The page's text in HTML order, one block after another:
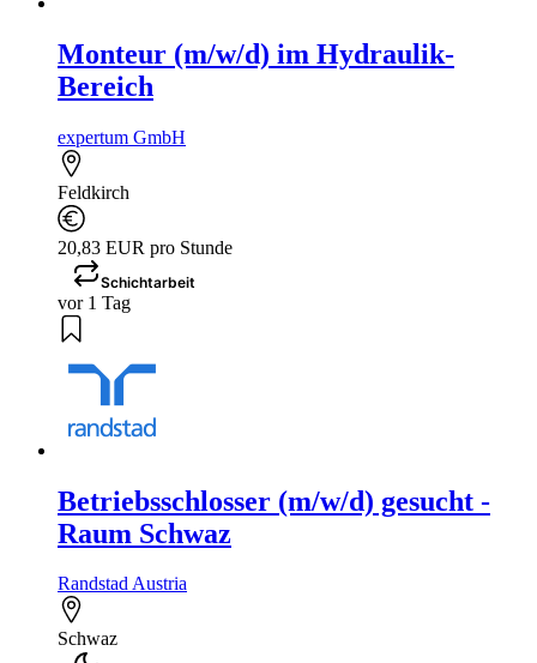
Monteur (m/w/d) im Hydraulik-
Bereich
expertum GmbH
Feldkirch
20,83 EUR pro Stunde
Schichtarbeit
vor 1 Tag
Betriebsschlosser (m/w/d) gesucht -
Raum Schwaz
Randstad Austria
Schwaz